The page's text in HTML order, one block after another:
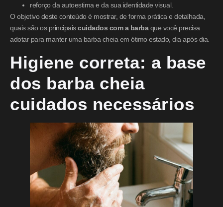
reforço da autoestima e da sua identidade visual.
O objetivo deste conteúdo é mostrar, de forma prática e detalhada,
quais são os principaiscuidados com a barbaque você precisa
adotar para manter uma barba cheia em ótimo estado, dia após dia.
Higiene correta: a base
dos barba cheia
cuidados necessários